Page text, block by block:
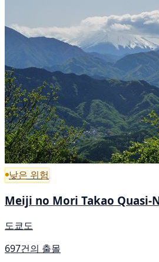
낮은 위험
Meiji no Mori Takao Quasi-
도쿄도
697건의 출몰